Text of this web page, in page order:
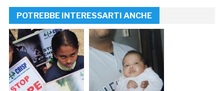
POTREBBE INTERESSARTI ANCHE